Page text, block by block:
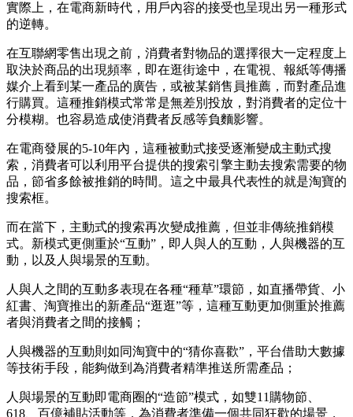
實際上，在電商新時代，用戶內容的接受也呈現出另一種形式
的逆轉。
在互聯網零售出現之前，消費者對物品的選擇很大一定程度上
取決於商品的出現頻率，即在逛街途中，在電視、報紙等傳播
媒介上看到某一產品的廣告，或被某銷售員推薦，而對產品進
行購買。這種推銷模式常常是無差別投放，對消費者的定位十
分模糊。也容易造成使消費者反感等負麵影響。
在電商發展的5-10年內，這種被動式接受逐漸變成主動式搜
索，消費者可以利用平台提供的搜索引擎主動去搜索需要的物
品，節省多餘被推銷的時間。這之中最具代表性的就是淘寶的
搜索框。
而在當下，主動式的搜索再次變成推薦，但並非傳統推銷模
式。新模式更側重於“互動”，即人與人的互動，人與機器的互
動，以及人與場景的互動。
人與人之間的互動多表現在各種“種草”環節，如直播帶貨、小
紅書、淘寶推出的新產品“逛逛”等，這種互動更加側重於推薦
者與消費者之間的接觸；
人與機器的互動則如同淘寶中的“猜你喜歡”，平台借助大數據
等技術手段，能夠做到為消費者精準推送所需產品；
人與場景的互動即電商圈的“造節”模式，如雙11購物節、
618、百億補貼活動等，為消費者準備一個共同狂歡的場景，